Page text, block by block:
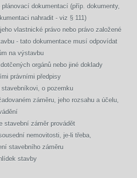
dokumentací (příp. dokumenty,
nahradit - viz § 111)
vlastnické právo nebo právo založené
- tato dokumentace musí odpovídat
na výstavbu
orgánů nebo jiné doklady
právními předpisy
o pozemku
záměru, jeho rozsahu a účelu,
stavební záměr provádět
nemovitosti, je-li třeba,
stavebního záměru
stavby